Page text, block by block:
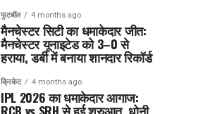
फुटबॉल 4 months ago
मैनचेस्टर सिटी का धमाकेदार जीत:
मैनचेस्टर यूनाइटेड को 3–0 से
हराया, डर्बी में बनाया शानदार रिकॉर्ड
क्रिकेट 4 months ago
IPL 2026 का धमाकेदार आगाज: